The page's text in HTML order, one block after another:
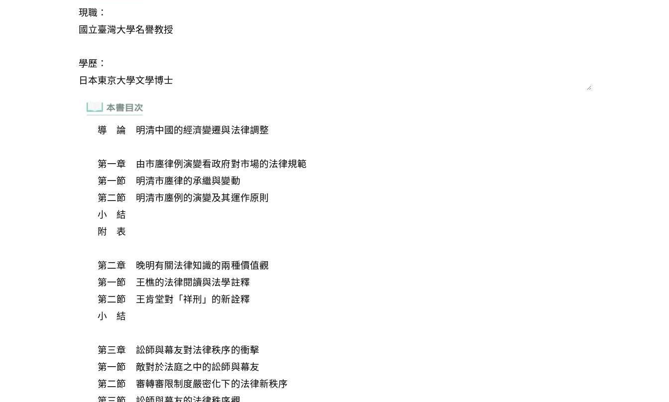
導 論 明清中國的經濟變遷與法律調整
第一章 由市廛律例演變看政府對市場的法律規範
第一節 明清市廛律的承繼與變動
第二節 明清市廛例的演變及其運作原則
小 結
附 表
第二章 晚明有關法律知識的兩種價值觀
第一節 王樵的法律閱讀與法學註釋
第二節 王肯堂對「祥刑」的新詮釋
小 結
第三章 訟師與幕友對法律秩序的衝擊
第一節 敵對於法庭之中的訟師與幕友
第二節 審轉審限制度嚴密化下的法律新秩序